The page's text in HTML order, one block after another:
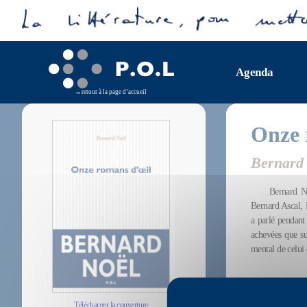
retour à la page d’accueil
Agenda
Télécharger la couverture
Onze
Bernard
Bernard
Bernard Ascal,
a parlé
achevées que
mental de celui